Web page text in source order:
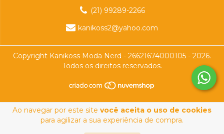
Ao navegar por este site você aceita o uso de cookies
para agilizar a sua experiência de compra.
(21) 99289-2266
kanikoss2@yahoo.com
Copyright Kanikoss Moda Nerd - 26621674000105 - 2026.
Todos os direitos reservados.